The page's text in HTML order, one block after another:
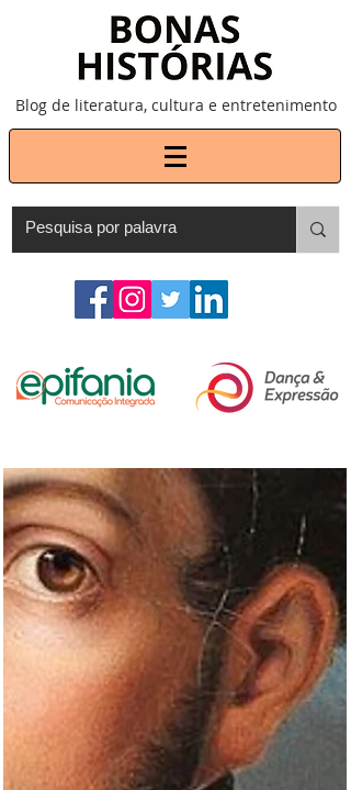
Blog de literatura, cultura e entretenimento